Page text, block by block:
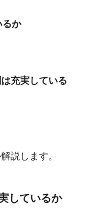
るか
充実している
説します。
しているか